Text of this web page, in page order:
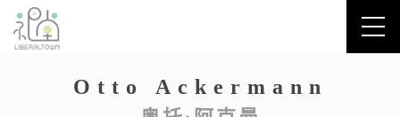
Otto Ackermann